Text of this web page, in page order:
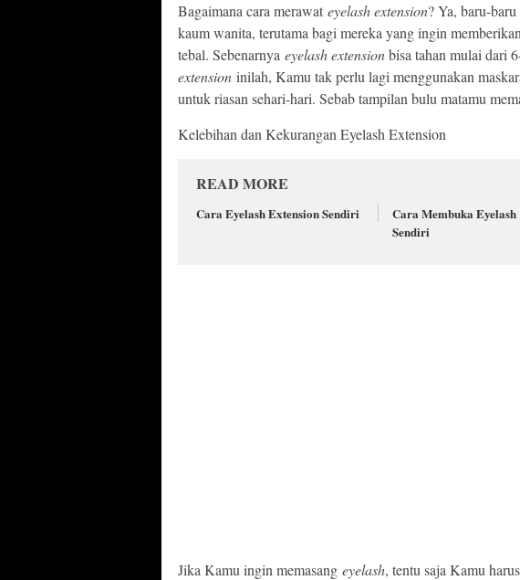
Bagaimana cara merawat eyelash extension? Ya, baru-
kaum wanita, terutama bagi mereka yang ingin
tebal. Sebenarnya eyelash extensionbisa tahan mulai dari
extension inilah, Kamu tak perlu lagi menggunakan
untuk riasan sehari-hari. Sebab tampilan bulu matamu
Kelebihan dan Kekurangan Eyelash Extension
READ MORE
Cara Eyelash Extension Sendiri
Cara Membuka Eyelash
Sendiri
Jika Kamu ingin memasang eyelash, tentu saja Kamu